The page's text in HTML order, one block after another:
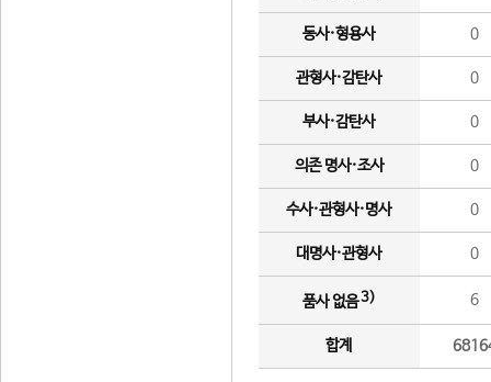
동사·형용사 0
관형사·감탄사 0
부사·감탄사 0
의존 명사·조사 0
수사·관형사·명사 0
대명사·관형사 0
품사 없음3) 6
합계